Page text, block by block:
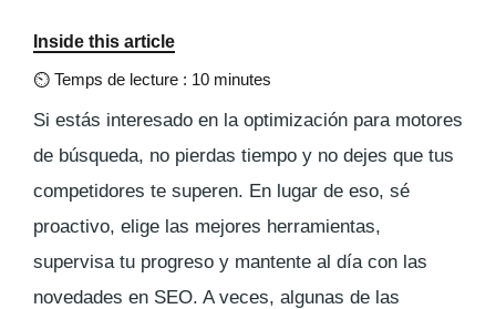
Inside this article
⏲ Temps de lecture : 10 minutes
Si estás interesado en la optimización para motores
de búsqueda, no pierdas tiempo y no dejes que tus
competidores te superen. En lugar de eso, sé
proactivo, elige las mejores herramientas,
supervisa tu progreso y mantente al día con las
novedades en SEO. A veces, algunas de las